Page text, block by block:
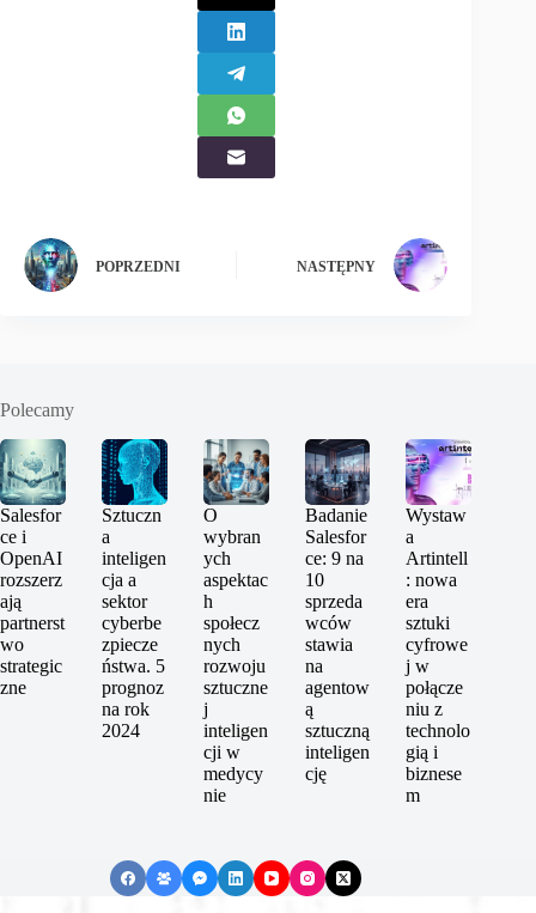
POPRZEDNI NASTĘPNY
Polecamy
Salesfor
ce i
OpenAI
rozszerz
ają
partnerst
wo
strategic
zne
Sztuczn
a
inteligen
cja a
sektor
cyberbe
zpiecze
ństwa. 5
prognoz
na rok
2024
O
wybran
ych
aspektac
h
społecz
nych
rozwoju
sztuczne
j
inteligen
cji w
medycy
nie
Badanie
Salesfor
ce: 9 na
10
sprzeda
wców
stawia
na
agentow
ą
sztuczną
inteligen
cję
Wystaw
a
Artintell
: nowa
era
sztuki
cyfrowe
j w
połącze
niu z
technolo
gią i
biznese
m